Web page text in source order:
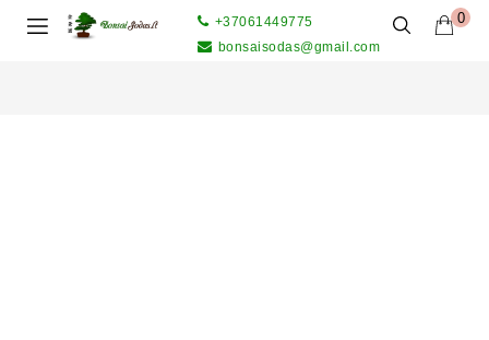
0
+37061449775
bonsaisodas@gmail.com